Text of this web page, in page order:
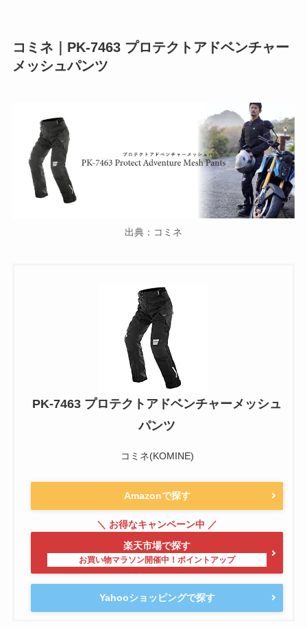
コミネ｜PK-7463 プロテクトアドベンチャー
メッシュパンツ
出典：コミネ
PK-7463 プロテクトアドベンチャーメッシュ
パンツ
コミネ(KOMINE)
Amazonで探す
楽天市場で探す
Yahooショッピングで探す